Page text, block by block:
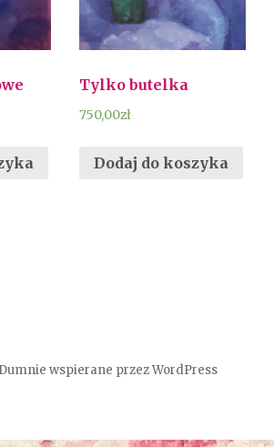
Tylko butelka
750,00zł
Dodaj do koszyka
Dumnie wspierane przez WordPress